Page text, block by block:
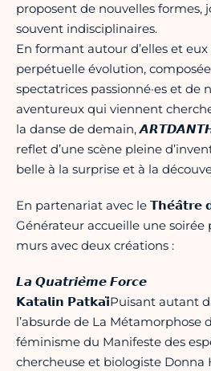
proposent de nouvelles formes,
souvent indisciplinaires.
En formant autour d’elles et
perpétuelle évolution,
spectatrices passionné·es et de
aventureux qui viennent
la danse de demain,
reflet d’une scène pleine
belle à la surprise et à la
En partenariat avec le 𝗧𝗵𝗲́𝗮̂𝘁𝗿𝗲
Générateur accueille une soirée
murs avec deux créations :
𝙇𝙖 𝙌𝙪𝙖𝙩𝙧𝙞𝙚̀𝙢𝙚 𝙁𝙤𝙧𝙘𝙚
𝗞𝗮𝘁𝗮𝗹𝗶𝗻 𝗣𝗮𝘁𝗸𝗮𝗶̈Puisant autant
l’absurde de La Métamorphose
féminisme du Manifeste des
chercheuse et biologiste Donna